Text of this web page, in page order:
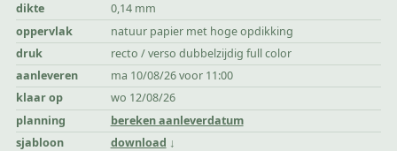
dikte
0,14 mm
oppervlak
natuur papier met hoge opdikking
druk
recto / verso dubbelzijdig full color
aanleveren
ma 10/08/26 voor 11:00
klaar op
wo 12/08/26
planning
bereken aanleverdatum
sjabloon
download